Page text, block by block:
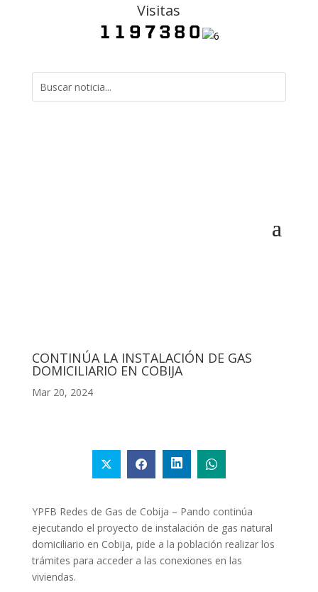
Visitas
CONTINÚA LA INSTALACIÓN DE GAS
DOMICILIARIO EN COBIJA
Mar 20, 2024
YPFB Redes de Gas de Cobija – Pando continúa
ejecutando el proyecto de instalación de gas natural
domiciliario en Cobija, pide a la población realizar los
trámites para acceder a las conexiones en las
viviendas.